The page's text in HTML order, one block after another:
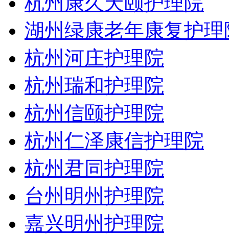
湖州绿康老年康复护理
杭州河庄护理院
杭州瑞和护理院
杭州信颐护理院
杭州仁泽康信护理院
杭州君同护理院
台州明州护理院
嘉兴明州护理院